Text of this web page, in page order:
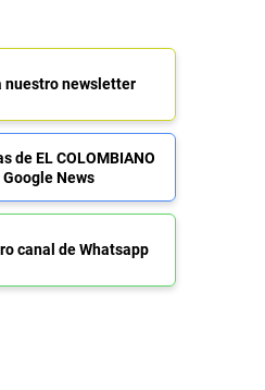
nuestro newsletter
de EL COLOMBIANO
News
canal de Whatsapp